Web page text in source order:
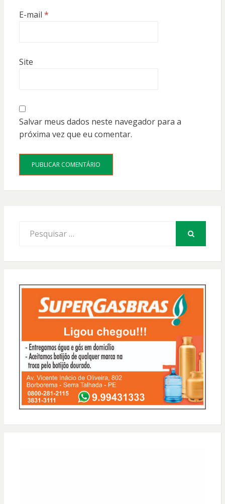
E-mail *
Site
Salvar meus dados neste navegador para a
próxima vez que eu comentar.
por: